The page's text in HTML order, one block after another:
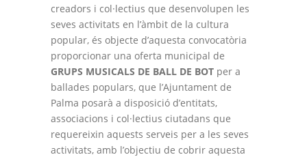
creadors i col·lectius que desenvolupen les
seves activitats en l’àmbit de la cultura
popular, és objecte d’aquesta convocatòria
proporcionar una oferta municipal de
GRUPS MUSICALS DE BALL DE BOT per a
ballades populars, que l’Ajuntament de
Palma posarà a disposició d’entitats,
associacions i col·lectius ciutadans que
requereixin aquests serveis per a les seves
activitats, amb l’objectiu de cobrir aquesta